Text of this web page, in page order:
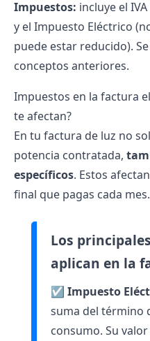
Impuestos: incluye el
y el Impuesto Eléctrico
puede estar reducido).
conceptos anteriores.
Impuestos en la factura
te afectan?
En tu factura de luz no
potencia contratada,
específicos. Estos
final que pagas cada mes.
Los
aplican en la
☑ Impuesto
suma del término
consumo. Su